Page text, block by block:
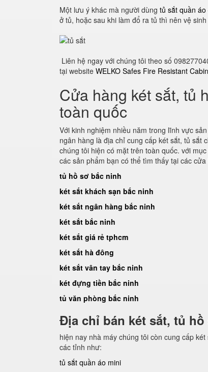
Một lưu ý khác mà người dùng tủ sắt quần
ở tủ, hoặc sau khi làm đổ ra tủ thì nên vệ
Liên hệ ngay với chúng tôi theo số
tại website WELKO Safes Fire Resistant
Cửa hàng két sắt, tủ
toàn quốc
Với kinh nghiệm nhiều năm trong lĩnh vực
ngân hàng là địa chỉ cung cấp két sắt, tủ sắt
chúng tôi hiện có mặt trên toàn quốc. với
các sản phẩm bạn có thể tìm thấy tại các
tủ hồ sơ bắc ninh
két sắt khách sạn bắc ninh
két sắt ngân hàng bắc ninh
két sắt bắc ninh
két sắt giá rẻ tphcm
két sắt hà đông
két sắt vân tay bắc ninh
két đựng tiền bắc ninh
tủ văn phòng bắc ninh
Địa chỉ bán két sắt, tủ
hiện nay nhà máy chúng tôi còn cung cấp
các tỉnh như:
tủ sắt quần áo mini